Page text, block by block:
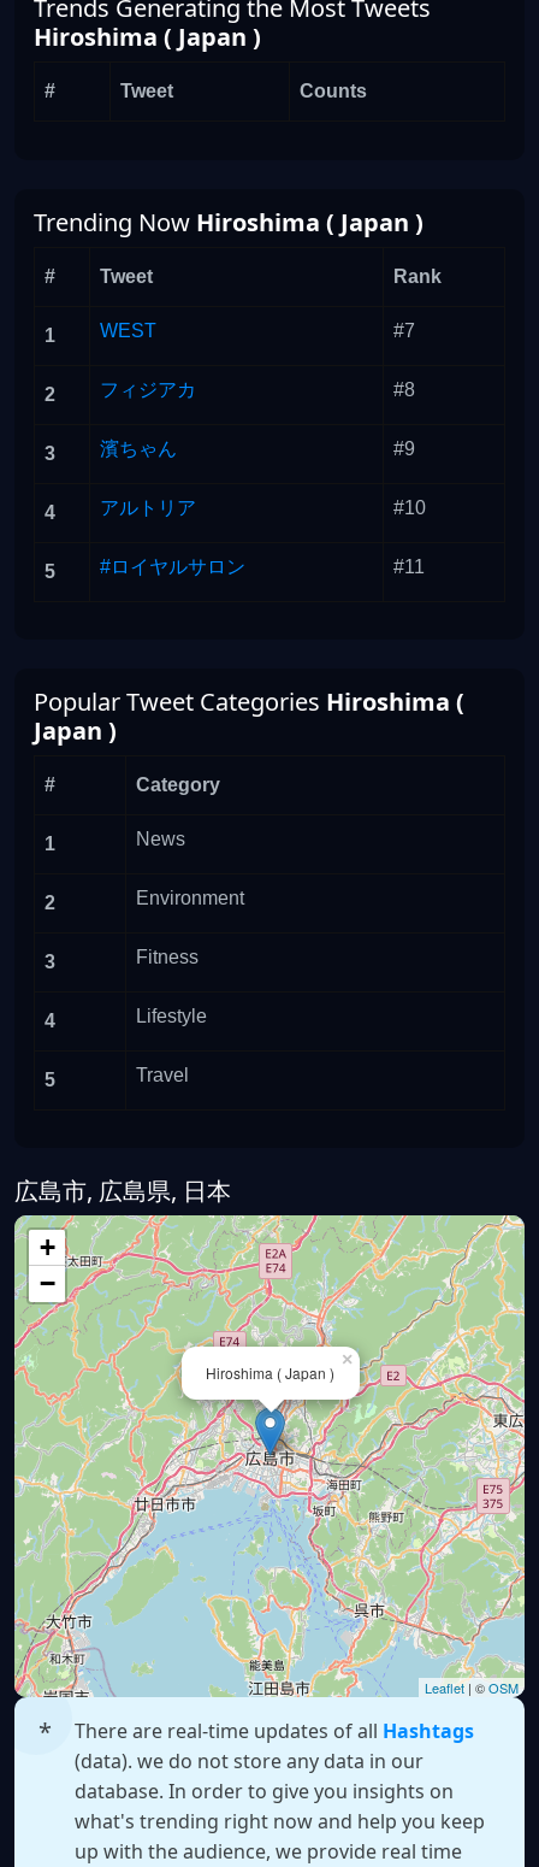
Trends Generating the Most Tweets
Hiroshima ( Japan )
# Tweet Counts
Trending Now Hiroshima ( Japan )
# Tweet Rank
1 WEST #7
2 フィジアカ #8
3 濱ちゃん #9
4 アルトリア #10
5 #ロイヤルサロン #11
Popular Tweet Categories Hiroshima (
Japan )
# Category
1 News
2 Environment
3 Fitness
4 Lifestyle
5 Travel
広島市, 広島県, 日本
Hiroshima ( Japan )
×
+
−
Leaflet| ©OSM
There are real-time updates of all Hashtags
(data). we do not store any data in our
database. In order to give you insights on
what's trending right now and help you keep
up with the audience, we provide real time